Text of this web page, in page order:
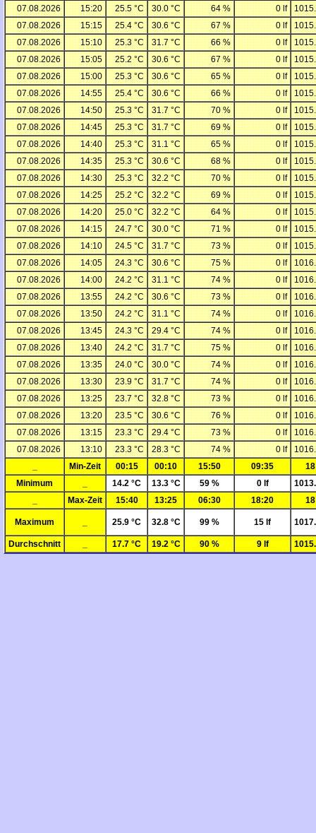
07.08.2026
15:20 25.5 °C 30.0 °C 64 % 0 lf
07.08.2026
15:15 25.4 °C 30.6 °C 67 % 0 lf
07.08.2026
15:10 25.3 °C 31.7 °C 66 % 0 lf
07.08.2026
15:05 25.2 °C 30.6 °C 67 % 0 lf
07.08.2026
15:00 25.3 °C 30.6 °C 65 % 0 lf
07.08.2026
14:55 25.4 °C 30.6 °C 66 % 0 lf
07.08.2026
14:50 25.3 °C 31.7 °C 70 % 0 lf
07.08.2026
14:45 25.3 °C 31.7 °C 69 % 0 lf
07.08.2026
14:40 25.3 °C 31.1 °C 65 % 0 lf
07.08.2026
14:35 25.3 °C 30.6 °C 68 % 0 lf
07.08.2026
14:30 25.3 °C 32.2 °C 70 % 0 lf
07.08.2026
14:25 25.2 °C 32.2 °C 69 % 0 lf
07.08.2026
14:20 25.0 °C 32.2 °C 64 % 0 lf
07.08.2026
14:15 24.7 °C 30.0 °C 71 % 0 lf
07.08.2026
14:10 24.5 °C 31.7 °C 73 % 0 lf
07.08.2026
14:05 24.3 °C 30.6 °C 75 % 0 lf
07.08.2026
14:00 24.2 °C 31.1 °C 74 % 0 lf
07.08.2026
13:55 24.2 °C 30.6 °C 73 % 0 lf
07.08.2026
13:50 24.2 °C 31.1 °C 74 % 0 lf
07.08.2026
13:45 24.3 °C 29.4 °C 74 % 0 lf
07.08.2026
13:40 24.2 °C 31.7 °C 75 % 0 lf
07.08.2026
13:35 24.0 °C 30.0 °C 74 % 0 lf
07.08.2026
13:30 23.9 °C 31.7 °C 74 % 0 lf
07.08.2026
13:25 23.7 °C 32.8 °C 73 % 0 lf
07.08.2026
13:20 23.5 °C 30.6 °C 76 % 0 lf
07.08.2026
13:15 23.3 °C 29.4 °C 73 % 0 lf
07.08.2026
13:10 23.3 °C 28.3 °C 74 % 0 lf
Min-Zeit 00:15 00:10 15:50 09:35
Minimum
14.2 °C 13.3 °C 59 % 0 lf
Max-Zeit 15:40 13:25 06:30 18:20
Maximum 25.9 °C 32.8 °C 99 % 15 lf
Durchschnitt 17.7 °C 19.2 °C 90 % 9 lf